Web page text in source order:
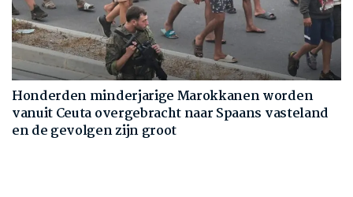
Honderden minderjarige Marokkanen worden
vanuit Ceuta overgebracht naar Spaans vasteland
en de gevolgen zijn groot